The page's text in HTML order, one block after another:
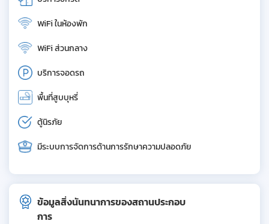
WiFi ในห้องพัก
WiFi ส่วนกลาง
บริการจอดรถ
พื้นที่สูบบุหรี่
ตู้นิรภัย
มีระบบการจัดการด้านการรักษาความปลอดภัย
ข้อมูลสิ่งนันทนาการของสถานประกอบ
การ